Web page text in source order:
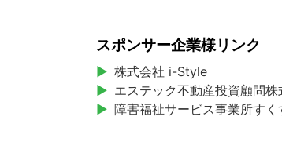
スポンサー企業様リンク
株式会社 i-Style
エステック不動産投資顧問株
障害福祉サービス事業所すく